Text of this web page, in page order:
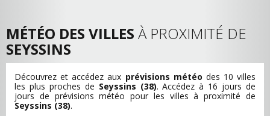
MÉTÉO DES VILLES À PROXIMITÉ DE
SEYSSINS
Découvrez et accédez aux prévisions météo des 10 villes
les plus proches de Seyssins (38). Accédez à 16 jours de
jours de prévisions météo pour les villes à proximité de
Seyssins (38).